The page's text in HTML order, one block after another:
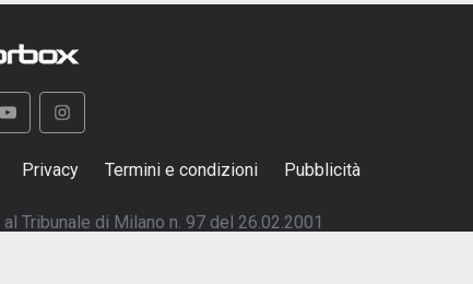
Privacy Termini e condizioni Pubblicità
Tribunale di Milano n. 97 del 26.02.2001